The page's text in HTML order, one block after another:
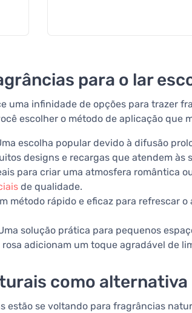
para o lar
uma infinidade de opções para trazer
escolher o método de aplicação que
escolha popular devido à difusão
designs e recargas que atendem às
para criar uma atmosfera romântica
de qualidade.
método rápido e eficaz para refrescar
solução prática para pequenos
adicionam um toque agradável de
como alternativa
estão se voltando para fragrâncias